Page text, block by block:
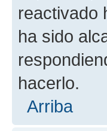
reactivado
ha sido
hacerlo.
Arriba